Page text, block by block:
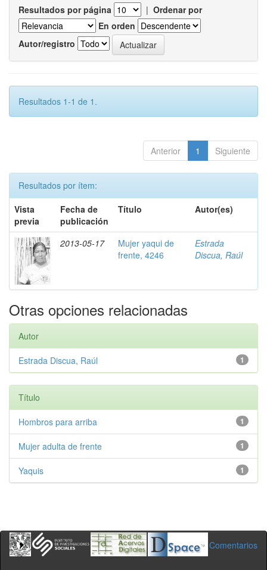
Resultados por página | Ordenar por
En orden
Autor/registro
Resultados 1-1 de 1.
Anterior 1 Siguiente
Resultados por ítem:
Vista
previa
Fecha de
publicación
Título Autor(es)
2013-05-17
Mujer yaqui de
frente, 4246
Estrada
Discua, Raúl
Otras opciones relacionadas
Autor
1
Estrada Discua, Raúl
Título
1
Hombros para arriba
1
Mujer adulta de frente
1
Yaquis
Comentarios